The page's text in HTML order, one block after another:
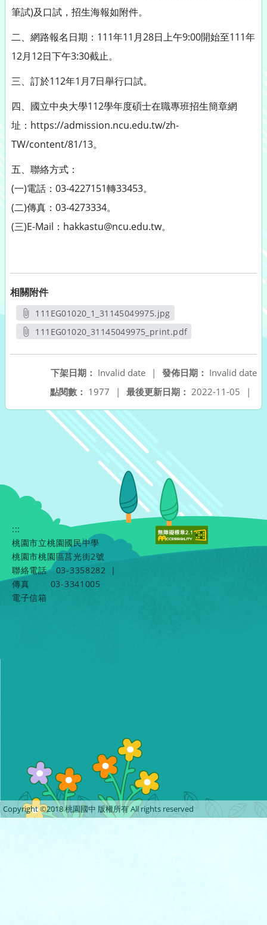
筆試)及口試，招生海報如附件。
二、網路報名日期：111年11月28日上午9:00開始至111年
12月12日下午3:30截止。
三、訂於112年1月7日舉行口試。
四、國立中央大學112學年度碩士在職專班招生簡章網
址：https://admission.ncu.edu.tw/zh-
TW/content/81/13。
五、聯絡方式：
(一)電話：03-4227151轉33453。
(二)傳真：03-4273334。
(三)E-Mail：hakkastu@ncu.edu.tw。
相關附件
111EG01020_1_31145049975.jpg
另開新視窗
111EG01020_31145049975_print.pdf
發佈日期： Invalid date
下架日期： Invalid date
|
最後更新日期： 2022-11-05 |
點閱數： 1977 |
:::
桃園市立桃園國民中學
桃園市桃園區莒光街2號
聯絡電話
03-3358282
|
傳真
03-3341005
電子信箱
Copyright ©2018 桃園國中 版權所有 All rights reserved